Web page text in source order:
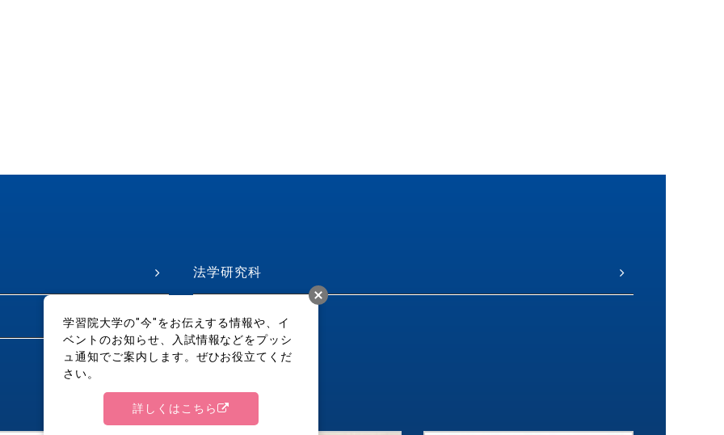
法学研究科
学習院大学の"今"をお伝えする情報や、イ
ベントのお知らせ、入試情報などをプッシ
ュ通知でご案内します。ぜひお役立てくだ
さい。
詳しくはこちら